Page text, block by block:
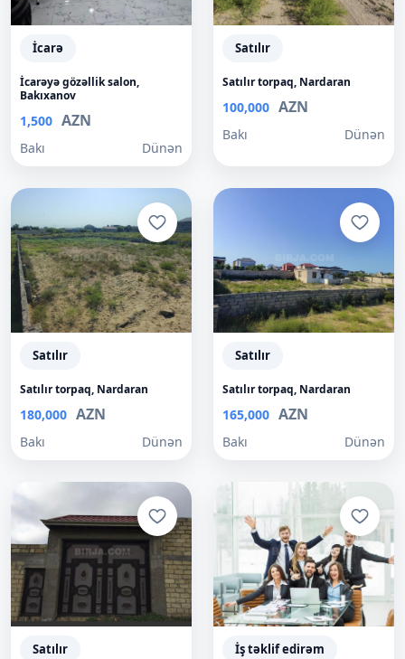
İcarə
İcarəyə gözəllik salon,
Bakıxanov
1,500 AZN
Bakı Dünən
Satılır
Satılır torpaq, Nardaran
100,000 AZN
Bakı Dünən
Satılır
Satılır torpaq, Nardaran
180,000 AZN
Bakı Dünən
Satılır
Satılır torpaq, Nardaran
165,000 AZN
Bakı Dünən
Satılır İş təklif edirəm